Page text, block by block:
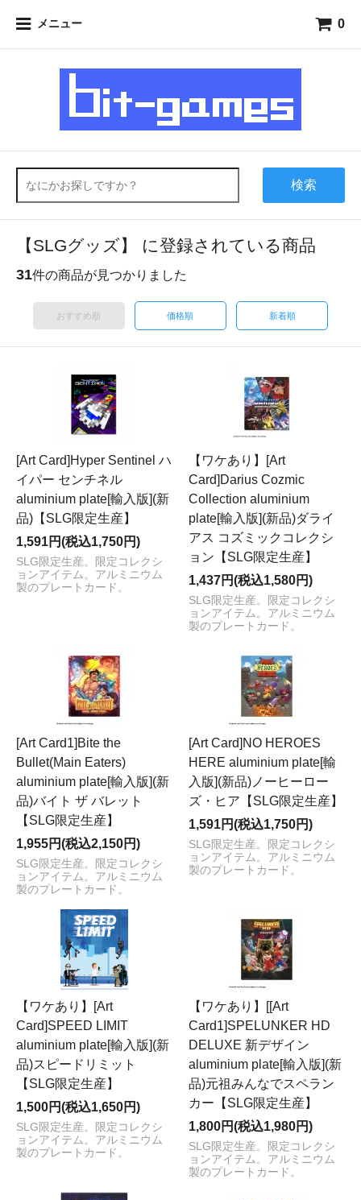
メニュー 0
検索
【SLGグッズ】 に登録されている商品
31件の商品が見つかりました
おすすめ順 価格順 新着順
[Art Card]Hyper Sentinel ハ
イパー センチネル
aluminium plate[輸入版](新
品)【SLG限定生産】
1,591円(税込1,750円)
SLG限定生産。限定コレクシ
ョンアイテム。アルミニウム
製のプレートカード。
【ワケあり】[Art
Card]Darius Cozmic
Collection aluminium
plate[輸入版](新品)ダライ
アス コズミックコレクシ
ョン【SLG限定生産】
1,437円(税込1,580円)
SLG限定生産。限定コレクシ
ョンアイテム。アルミニウム
製のプレートカード。
[Art Card1]Bite the
Bullet(Main Eaters)
aluminium plate[輸入版](新
品)バイト ザ バレット
【SLG限定生産】
1,955円(税込2,150円)
SLG限定生産。限定コレクシ
ョンアイテム。アルミニウム
製のプレートカード。
[Art Card]NO HEROES
HERE aluminium plate[輸
入版](新品)ノーヒーロー
ズ・ヒア【SLG限定生産】
1,591円(税込1,750円)
SLG限定生産。限定コレクシ
ョンアイテム。アルミニウム
製のプレートカード。
【ワケあり】[Art
Card]SPEED LIMIT
aluminium plate[輸入版](新
品)スピードリミット
【SLG限定生産】
1,500円(税込1,650円)
SLG限定生産。限定コレクシ
ョンアイテム。アルミニウム
製のプレートカード。
【ワケあり】[[Art
Card1]SPELUNKER HD
DELUXE 新デザイン
aluminium plate[輸入版](新
品)元祖みんなでスペラン
カー【SLG限定生産】
1,800円(税込1,980円)
SLG限定生産。限定コレクシ
ョンアイテム。アルミニウム
製のプレートカード。